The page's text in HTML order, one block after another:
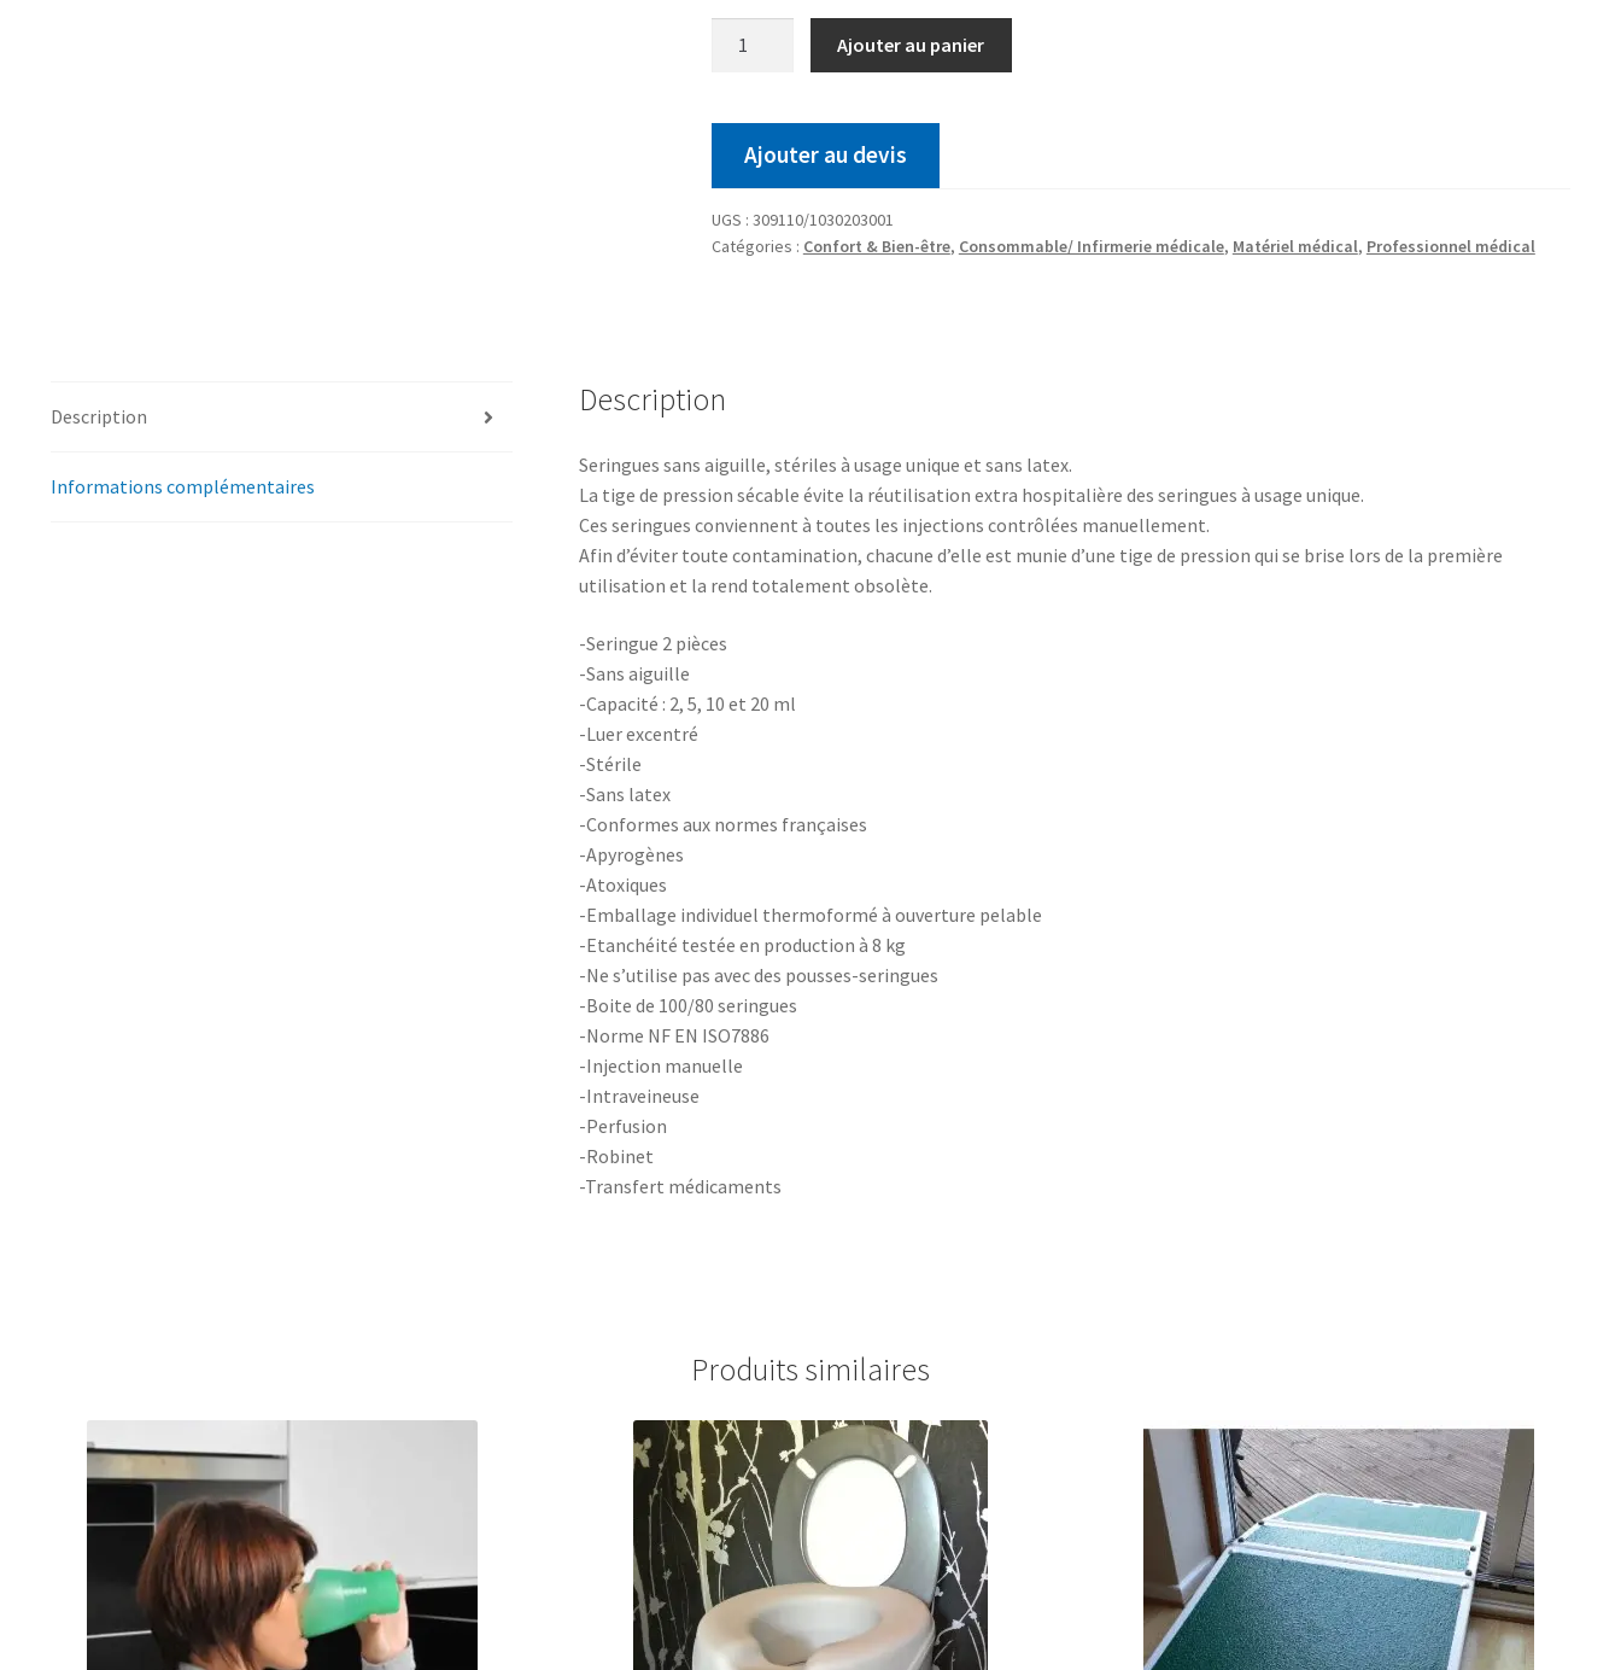
Ajouter au panier
Ajouter au devis
UGS : 309110/1030203001
Catégories : Confort & Bien-être, Consommable/ Infirmerie médicale, Matériel médical, Professionnel médical
Description
Informations complémentaires
Description
Seringues sans aiguille, stériles à usage unique et sans latex.
La tige de pression sécable évite la réutilisation extra hospitalière des seringues à usage unique.
Ces seringues conviennent à toutes les injections contrôlées manuellement.
Afin d’éviter toute contamination, chacune d’elle est munie d’une tige de pression qui se brise lors de la première
utilisation et la rend totalement obsolète.
-Seringue 2 pièces
-Sans aiguille
-Capacité : 2, 5, 10 et 20 ml
-Luer excentré
-Stérile
-Sans latex
-Conformes aux normes françaises
-Apyrogènes
-Atoxiques
-Emballage individuel thermoformé à ouverture pelable
-Etanchéité testée en production à 8 kg
-Ne s’utilise pas avec des pousses-seringues
-Boite de 100/80 seringues
-Norme NF EN ISO7886
-Injection manuelle
-Intraveineuse
-Perfusion
-Robinet
-Transfert médicaments
Produits similaires